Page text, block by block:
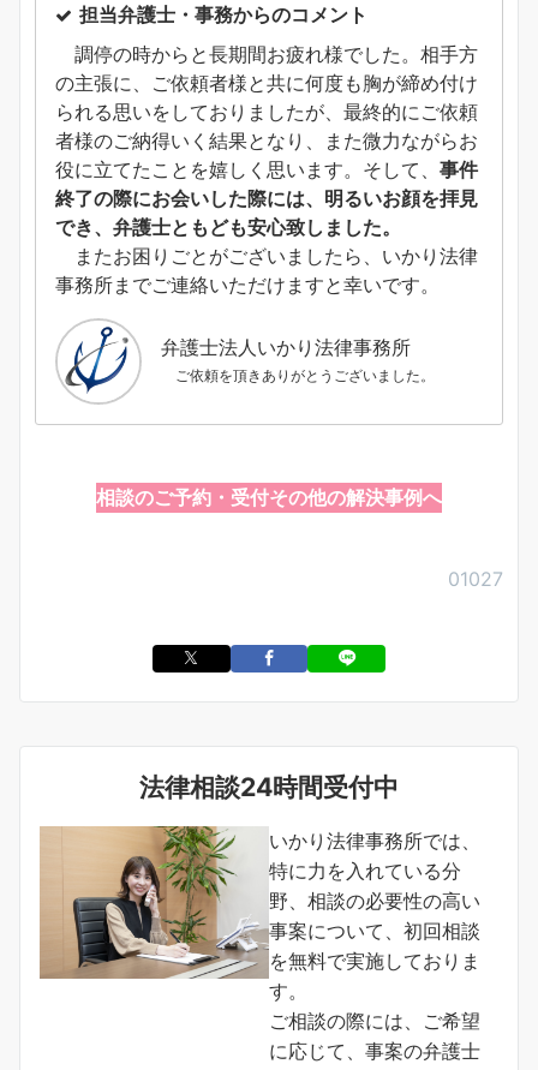
担当弁護士・事務からのコメント
調停の時からと長期間お疲れ様でした。相手方
の主張に、ご依頼者様と共に何度も胸が締め付け
られる思いをしておりましたが、最終的にご依頼
者様のご納得いく結果となり、また微力ながらお
役に立てたことを嬉しく思います。そして、 事件
終了の際にお会いした際には、明るいお顔を拝見
でき、弁護士ともども安心致しました。
またお困りごとがございましたら、いかり法律
事務所までご連絡いただけますと幸いです。
弁護士法人いかり法律事務所
ご依頼を頂きありがとうございました。
相談のご予約・受付その他の解決事例へ
01027
法律相談24時間受付中
いかり法律事務所では、
特に力を入れている分
野、相談の必要性の高い
事案について、初回相談
を無料で実施しておりま
す。
ご相談の際には、ご希望
に応じて、事案の弁護士